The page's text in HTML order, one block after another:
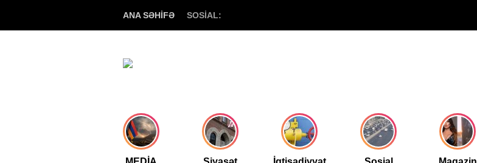
ANA SƏHİFƏ SOSİAL: